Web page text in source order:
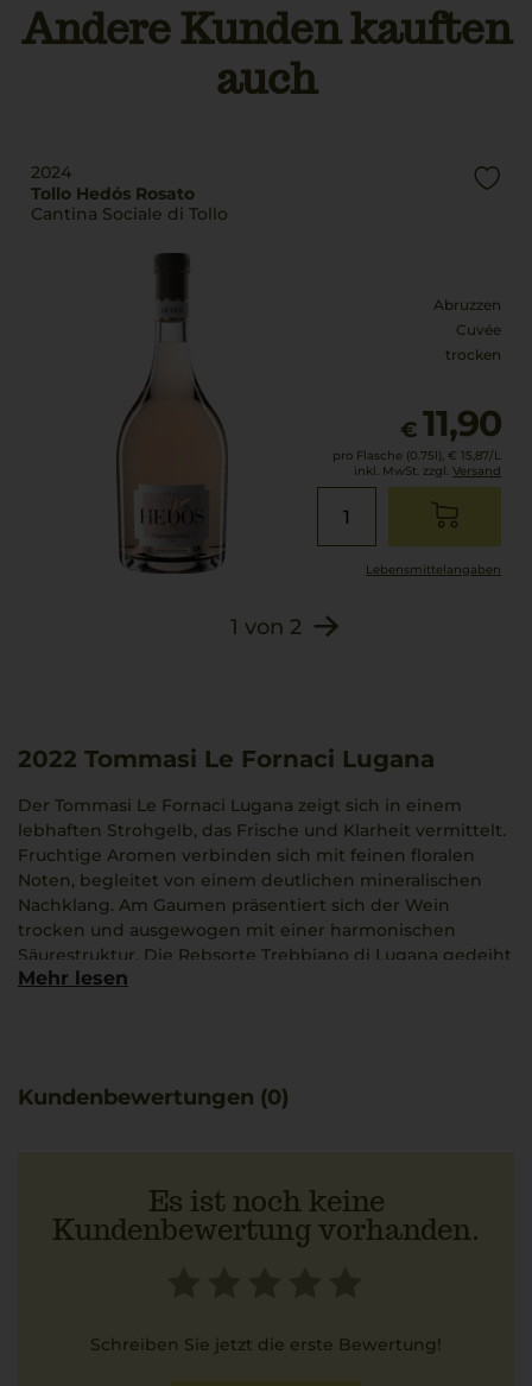
Andere Kunden kauften
auch
2024
Tollo Hedós Rosato
Cantina Sociale di Tollo
Abruzzen
Cuvée
trocken
€ 11,90
pro Flasche (0.75l), € 15,87/L
inkl. MwSt. zzgl. Versand
Lebensmittel­angaben
1 von 2
2022 Tommasi Le Fornaci Lugana
Der Tommasi Le Fornaci Lugana zeigt sich in einem
lebhaften Strohgelb, das Frische und Klarheit vermittelt.
Fruchtige Aromen verbinden sich mit feinen floralen
Noten, begleitet von einem deutlichen mineralischen
Nachklang. Am Gaumen präsentiert sich der Wein
trocken und ausgewogen mit einer harmonischen
Säurestruktur. Die Rebsorte Trebbiano di Lugana gedeiht
auf besonderen Böden südlich des Gardasees, was ihr
Anklänge die Aromen der Meeresfrüchte optimal.
Mehr lesen
Kundenbewertungen (0)
Es ist noch keine
Kundenbewertung vorhanden.
Schreiben Sie jetzt die erste Bewertung!